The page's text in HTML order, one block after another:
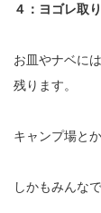
４：ヨゴレ取
お皿やナベに
残ります。
キャンプ場と
しかもみんな